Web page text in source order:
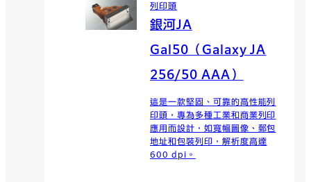
列印頭
銀河JA
Gal50（Galaxy JA
256/50 AAA）
這是一款堅固、可靠的高性能列
印頭，專為多種工業和商業列印
應用而設計，如寬幅圖像、郵包
地址和包裝列印，解析度高達
600 dpi。